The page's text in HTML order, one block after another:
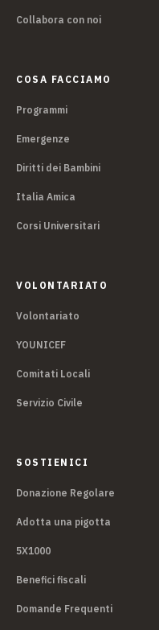
Collabora con noi
COSA FACCIAMO
Programmi
Emergenze
Diritti dei Bambini
Italia Amica
Corsi Universitari
VOLONTARIATO
Volontariato
YOUNICEF
Comitati Locali
Servizio Civile
SOSTIENICI
Donazione Regolare
Adotta una pigotta
5X1000
Benefici fiscali
Domande Frequenti